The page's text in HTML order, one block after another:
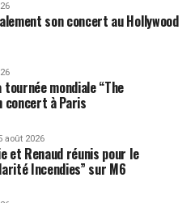
son concert au Hollywood
tournée mondiale “The
concert à Paris
août 2026
et Renaud réunis pour le
Incendies” sur M6